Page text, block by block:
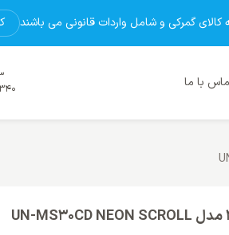
کالای گمرکی و شامل واردات قانونی می باشند
با ما